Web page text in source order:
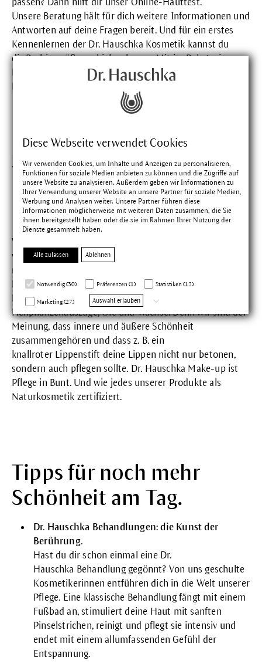
Diese Webseite verwendet Cookies
Wir verwenden Cookies, um Inhalte und Anzeigen zu personalisieren,
Funktionen für soziale Medien anbieten zu können und die Zugriffe auf
unsere Website zu analysieren. Außerdem geben wir Informationen zu
Ihrer Verwendung unserer Website an unsere Partner für soziale Medien,
Werbung und Analysen weiter. Unsere Partner führen diese
Informationen möglicherweise mit weiteren Daten zusammen, die Sie
ihnen bereitgestellt haben oder die sie im Rahmen Ihrer Nutzung der
Dienste gesammelt haben.
Alle zulassen Ablehnen
Notwendig (30) Präferenzen (1) Statistiken (12)
Marketing (27) Auswahl erlauben
passen? Dann hilft dir unser Online-Hauttest.
Unsere Beratung hält für dich weitere Informationen und
Antworten auf deine Fragen bereit. Und für ein erstes
Kennenlernen der Dr. Hauschka Kosmetik kannst du
dirProbiergrößenschicken lassen. Mit im Paket: ein
Pflegeplan und ein Wertgutschein für deinen nächsten
Schönes Finale: unser
Make-up ist Pflege in
Bunt.
Vielleicht möchtest du deine Morgenroutine um einen
vierten Schritt erweitern? Deine gepflegte Schönheit so
richtig zum Strahlen bringen? Das
Hauschka schließt sich nahtlos an die drei Schritte der
Basispflege an und enthält ebenfalls kostbare
Heilpflanzenauszüge, Öle und Wachse. Denn wir sind der
Meinung, dass innere und äußere Schönheit
zusammengehören und dass z. B. ein
knallroter Lippenstift deine Lippen nicht nur betonen,
sondern auch pflegen sollte. Dr. Hauschka Make-up ist
Pflege in Bunt. Und wie jedes unserer Produkte als
Naturkosmetik zertifiziert.
Tipps für noch mehr
Schönheit am Tag.
Dr. Hauschka Behandlungen: die Kunst der
Berührung.
Hast du dir schon einmal eine Dr.
Hauschka Behandlunggegönnt? Von uns geschulte
Kosmetikerinnen entführen dich in die Welt unserer
Pflege. Eine klassische Behandlung fängt mit einem
Fußbad an, stimuliert deine Haut mit sanften
Pinselstrichen, reinigt und pflegt sie intensiv und
endet mit einem allumfassenden Gefühl der
Entspannung.